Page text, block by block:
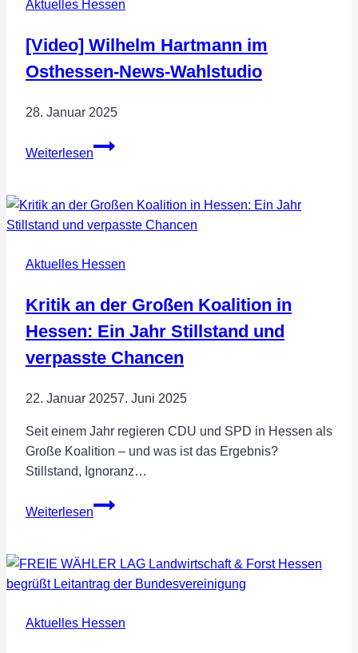
Aktuelles Hessen
[Video] Wilhelm Hartmann im
Osthessen-News-Wahlstudio
28. Januar 2025
Weiterlesen
[Video]
im
Osthessen-
Wahlstudio
Aktuelles Hessen
Kritik an der Großen Koalition in
Hessen: Ein Jahr Stillstand und
verpasste Chancen
22. Januar 20257. Juni 2025
Seit einem Jahr regieren CDU und SPD in Hessen als
Große Koalition – und was ist das Ergebnis?
Stillstand, Ignoranz…
Weiterlesen
Kritik
Großen
Koalition
Hessen:
Aktuelles Hessen